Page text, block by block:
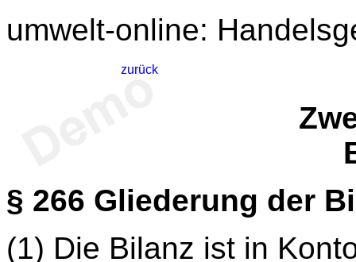
umwelt-online:
zurück
§ 266 Gliederung der
(1) Die Bilanz ist in